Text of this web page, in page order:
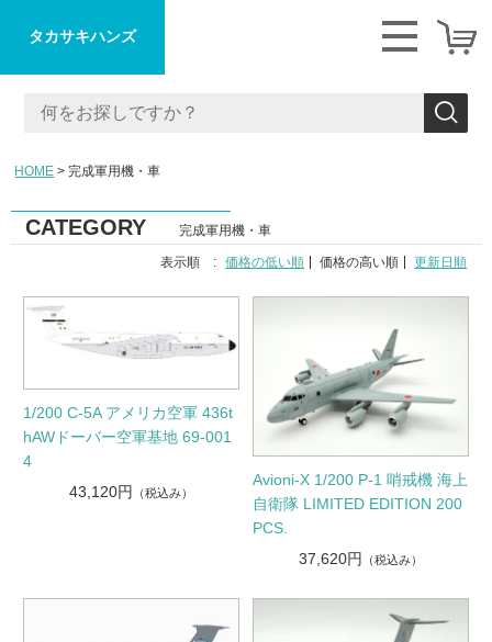
タカサキハンズ
HOME 完成軍用機・車
CATEGORY 完成軍用機・車
表示順 : 価格の低い順 価格の高い順 更新日順
1/200 C-5A アメリカ空軍 436t
hAWドーバー空軍基地 69-001
4
43,120円
（税込み）
Avioni-X 1/200 P-1 哨戒機 海上
自衛隊 LIMITED EDITION 200
PCS.
37,620円
（税込み）